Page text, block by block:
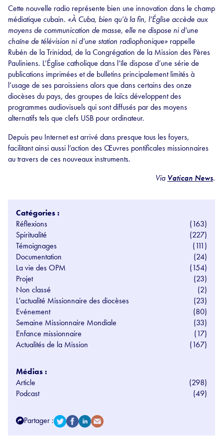
Cette nouvelle radio représente bien une innovation dans le champ
médiatique cubain. «À Cuba, bien qu’à la fin, l’Église accède aux
moyens de communication de masse, elle ne dispose ni d’une
chaîne de télévision ni d’une station radiophonique» rappelle
Rubén de la Trinidad, de la Congrégation de la Mission des Pères
Pauliniens. L’Église catholique dans l’île dispose d’une série de
publications imprimées et de bulletins principalement limités à
l’usage de ses paroissiens alors que dans certains des onze
diocèses du pays, des groupes de laïcs développent des
programmes audiovisuels qui sont diffusés par des moyens
alternatifs tels que clefs USB pour ordinateur.
Depuis peu Internet est arrivé dans presque tous les foyers,
facilitant ainsi aussi l’action des Œuvres pontificales missionnaires
au travers de ces nouveaux instruments.
ViaVatican News.
Catégories :
Réflexions
(163)
Spiritualité
(227)
Témoignages
(111)
Documentation
(24)
La vie des OPM
(154)
Projet
(23)
Non classé
(2)
L'actualité Missionnaire des diocèses
(23)
Evénement
(80)
Semaine Missionnaire Mondiale
(33)
Enfance missionnaire
(17)
Actualités de la Mission
(167)
Médias :
Article
(298)
Podcast
(49)
Partager :